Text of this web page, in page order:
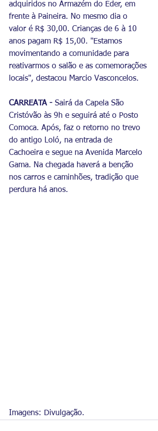
adquiridos no Armazém do Éder, em
frente à Paineira. No mesmo dia o
valor é R$ 30,00. Crianças de 6 à 10
anos pagam R$ 15,00. "Estamos
movimentando a comunidade para
reativarmos o salão e as comemorações
locais", destacou Marcio Vasconcelos.
CARREATA - Sairá da Capela São
Cristóvão às 9h e seguirá até o Posto
Comoca. Após, faz o retorno no trevo
do antigo Loló, na entrada de
Cachoeira e segue na Avenida Marcelo
Gama. Na chegada haverá a benção
nos carros e caminhões, tradição que
perdura há anos.
Imagens: Divulgação.